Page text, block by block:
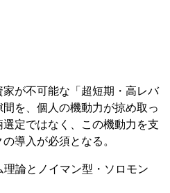
が不可能な「超短期・高レバ
を、個人の機動力が掠め取っ
定ではなく、この機動力を支
導入が必須となる。
論とノイマン型・ソロモン